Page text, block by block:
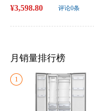
评论0条
¥3,598.80
月销量排行榜
1